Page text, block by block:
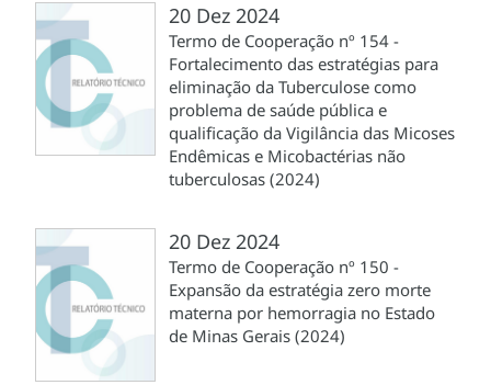
20 Dez 2024
Termo de Cooperação nº 154 -
Fortalecimento das estratégias para
eliminação da Tuberculose como
problema de saúde pública e
qualificação da Vigilância das Micoses
Endêmicas e Micobactérias não
tuberculosas (2024)
20 Dez 2024
Termo de Cooperação nº 150 -
Expansão da estratégia zero morte
materna por hemorragia no Estado
de Minas Gerais (2024)